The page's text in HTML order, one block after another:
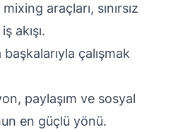
araçları, sınırsız
akışı.
çalışmak
paylaşım ve sosyal
en güçlü yönü.